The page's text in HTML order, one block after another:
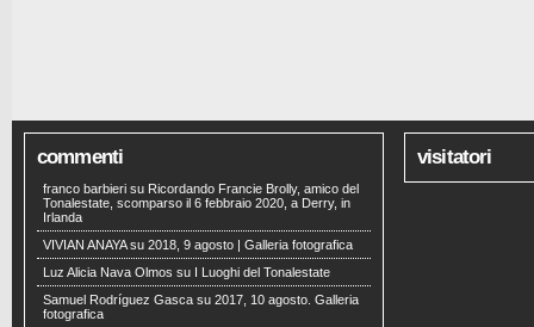
commenti
franco barbieri su Ricordando Francie Brolly, amico del
Tonalestate, scomparso il 6 febbraio 2020, a Derry, in
Irlanda
VIVIAN ANAYAsu 2018, 9 agosto | Galleria fotografica
Luz Alicia Nava Olmos su
I Luoghi del Tonalestate
Samuel Rodríguez Gasca su 2017, 10 agosto. Galleria
fotografica
visitatori